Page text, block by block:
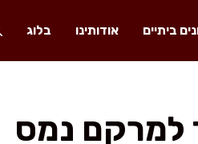
ביתיים אודותינו בלוג
למרקם נמס